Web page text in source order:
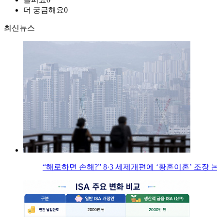
더 궁금해요0
최신뉴스
“해로하면 손해?” 8·3 세제개편에 ‘황혼이혼’ 조장